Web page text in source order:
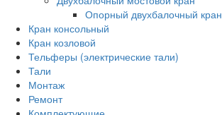
Опорный двухбалочный кран
Кран консольный
Кран козловой
Тельферы (электрические тали)
Тали
Монтаж
Ремонт